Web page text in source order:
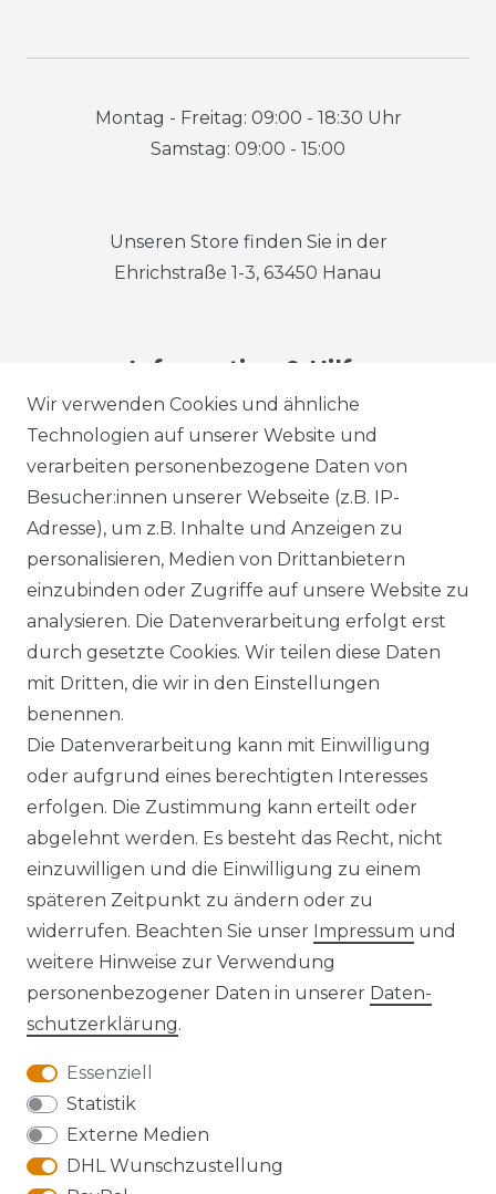
Wir verwenden Cookies und ähnliche
Technologien auf unserer Website und
verarbeiten personenbezogene Daten von
Besucher:innen unserer Webseite (z.B. IP-
Adresse), um z.B. Inhalte und Anzeigen zu
personalisieren, Medien von Drittanbietern
einzubinden oder Zugriffe auf unsere Website zu
analysieren. Die Datenverarbeitung erfolgt erst
durch gesetzte Cookies. Wir teilen diese Daten
mit Dritten, die wir in den Einstellungen
benennen.
Die Datenverarbeitung kann mit Einwilligung
oder aufgrund eines berechtigten Interesses
erfolgen. Die Zustimmung kann erteilt oder
abgelehnt werden. Es besteht das Recht, nicht
einzuwilligen und die Einwilligung zu einem
späteren Zeitpunkt zu ändern oder zu
widerrufen. Beachten Sie unser Impressum und
weitere Hinweise zur Verwendung
personenbezogener Daten in unserer Daten­
schutz­erklärung.
Essenziell
Statistik
Externe Medien
DHL Wunschzustellung
Montag - Freitag: 09:00 - 18:30 Uhr
Samstag: 09:00 - 15:00
Unseren Store finden Sie in der
Ehrichstraße 1-3, 63450 Hanau
Information & Hilfe
Impressum Daten­schutz­erklärung
AGB Barrierefreiheitserklärung
Widerrufs­recht
VERTRAG WIDERRUFEN Kontakt